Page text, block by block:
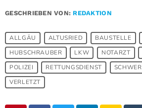
GESCHRIEBEN VON: REDAKTION
ALLGÄU ALTUSRIED BAUSTELLE
HUBSCHRAUBER
LKW NOTARZT
POLIZEI
RETTUNGSDIENST SCHWER
VERLETZT